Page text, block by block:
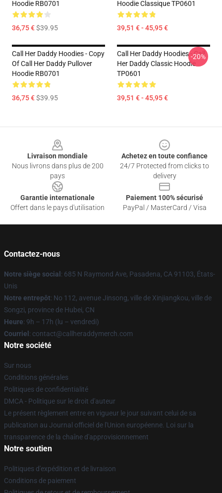
Hoodie RB0701
36,75 €$39.95
Hoodie Classique TP0601
39,51 € - 45,95 €
Call Her Daddy Hoodies - Copy
Of Call Her Daddy Pullover
Hoodie RB0701
36,75 €$39.95
Call Her Daddy Hoodies - Call
Her Daddy Classic Hoodie
TP0601
39,51 € - 45,95 €
-20%
Livraison mondiale
Nous livrons dans plus de 200
pays
Achetez en toute confiance
24/7 Protected from clicks to
delivery
Garantie internationale
Offert dans le pays d'utilisation
Paiement 100% sécurisé
PayPal / MasterCard / Visa
Contactez-nous
Notre siège social : 685 N Raymond Ave, Pasadena, CA 91103, États-
Unis
Notre entrepôt: No 112, avenue Jinsong, ville de Xinjiangkou, ville de
Songzi, province de Hubei, CN
Heure: 9h – 17h (lu – vendredi)
Courriel : contact@callheraddymerch.com
Notre société
Sur nous
Conditions générales
Politiques de confidentialité
DMCA - Politique sur le droit d'auteur
Le présent règlement entre en vigueur le jour suivant celui de sa
publication au Journal officiel de l'Union européenne. Loi sur la
transparence de la chaîne d'approvisionnement
Notre soutien
Politiques d'expédition et de livraison
Conditions de paiement